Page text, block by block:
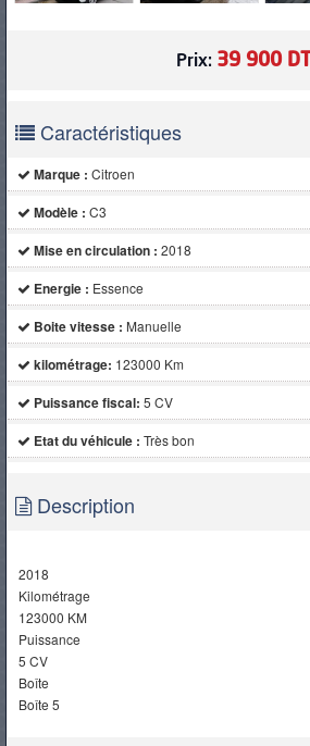
Prix: 39 900 DT
Caractéristiques
Marque : Citroen
Modèle : C3
Mise en circulation : 2018
Energie : Essence
Boite vitesse : Manuelle
kilométrage: 123000 Km
Puissance fiscal: 5 CV
Etat du véhicule : Très bon
Description
2018
Kilométrage
123000 KM
Puissance
5 CV
Boîte
Boîte 5